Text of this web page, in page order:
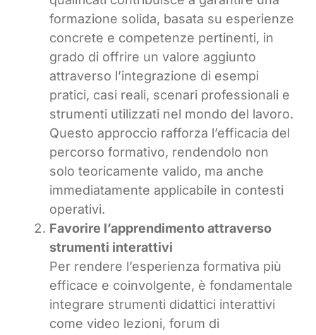
formazione solida, basata su esperienze
concrete e competenze pertinenti, in
grado di offrire un valore aggiunto
attraverso l’integrazione di esempi
pratici, casi reali, scenari professionali e
strumenti utilizzati nel mondo del lavoro.
Questo approccio rafforza l’efficacia del
percorso formativo, rendendolo non
solo teoricamente valido, ma anche
immediatamente applicabile in contesti
operativi.
Favorire l’apprendimento attraverso
strumenti interattivi
Per rendere l’esperienza formativa più
efficace e coinvolgente, è fondamentale
integrare strumenti didattici interattivi
come video lezioni, forum di